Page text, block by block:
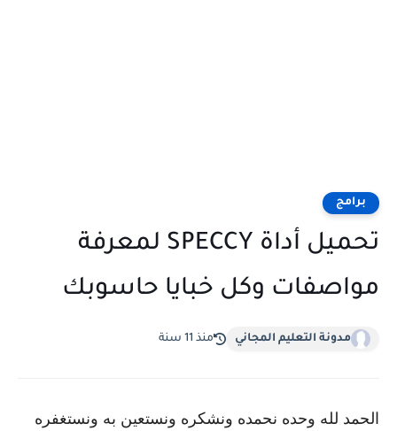
برامج
تحميل أداة SPECCY لمعرفة
مواصفات وكل خبايا حاسوبك
مدونة التعليم المجاني منذ 11 سنة
الحمد لله وحده نحمده ونشكره ونستعين به ونستغفره